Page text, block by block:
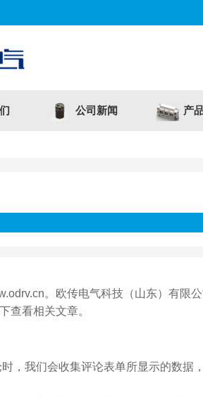
公司新闻 产
。欧传电气科技（山东）有限
查看相关文章。
，我们会收集评论表单所显示的数据